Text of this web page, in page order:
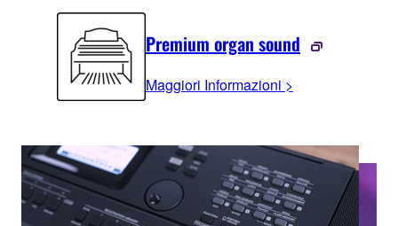
Premium organ sound
Maggiori Informazioni >